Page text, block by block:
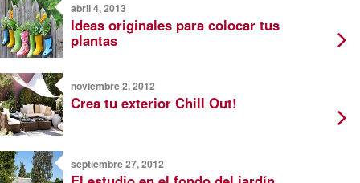
abril 4, 2013
Ideas originales para colocar tus
plantas
noviembre 2, 2012
Crea tu exterior Chill Out!
septiembre 27, 2012